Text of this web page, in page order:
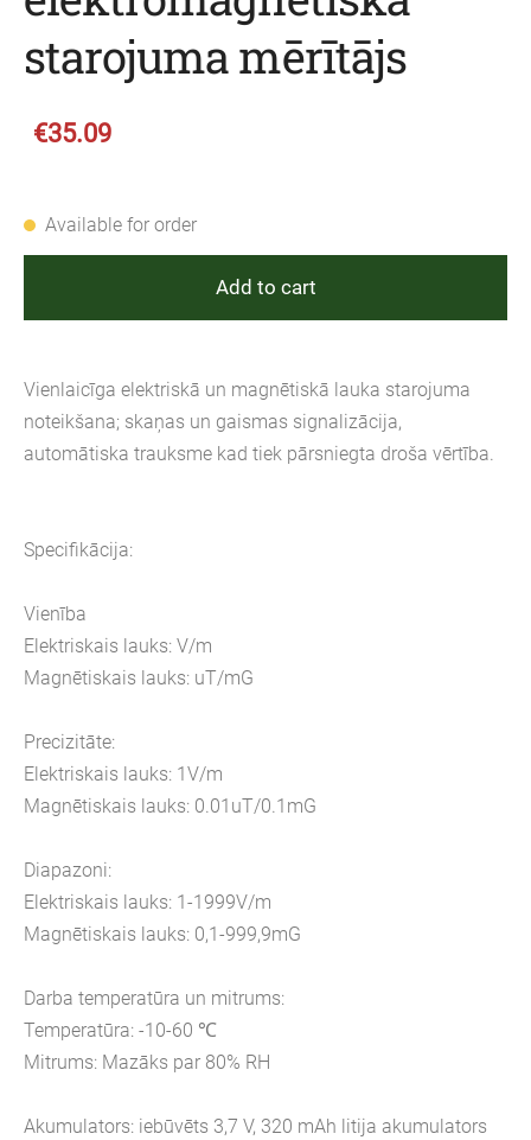
starojuma mērītājs
€35.09
Available for order
Add to cart
Vienlaicīga elektriskā un magnētiskā lauka starojuma
noteikšana; skaņas un gaismas signalizācija,
automātiska trauksme kad tiek pārsniegta droša vērtība.
Specifikācija:
Vienība
Elektriskais lauks: V/m
Magnētiskais lauks: uT/mG
Precizitāte:
Elektriskais lauks: 1V/m
Magnētiskais lauks: 0.01uT/0.1mG
Diapazoni:
Elektriskais lauks: 1-1999V/m
Magnētiskais lauks: 0,1-999,9mG
Darba temperatūra un mitrums:
Temperatūra: -10-60 ℃
Mitrums: Mazāks par 80% RH
Akumulators: iebūvēts 3,7 V, 320 mAh litija akumulators